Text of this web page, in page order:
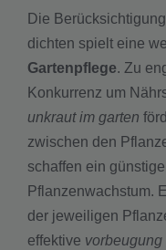
Die
dichten spielt eine
Gartenpflege. Zu
Konkurrenz um
unkraut im garten
zwischen den
schaffen ein
Pflanzenwachstum.
der jeweiligen
effektive